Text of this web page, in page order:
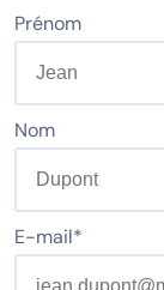
Prénom
Nom
E-mail*